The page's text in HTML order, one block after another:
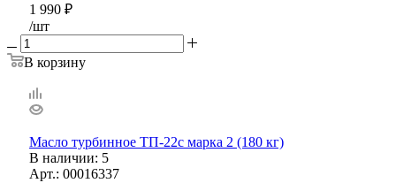
1 990 ₽
/шт
В корзину
Масло турбинное ТП-22с марка 2 (180 кг)
В наличии: 5
Арт.: 00016337